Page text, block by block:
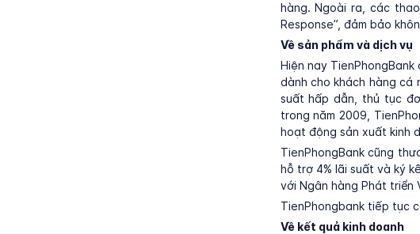
hàng. Ngoài ra, các
Response”, đảm bảo
Về sản phẩm và dịch vụ
Hiện nay
dành cho khách hàng cá
suất hấp dẫn, thủ tục
trong năm 2009,
hoạt động sản xuất kinh
TienPhongBank cũng
hỗ trợ 4% lãi suất và ký
với Ngân hàng Phát triển
TienPhongbank tiếp tục
Về kết quả kinh doanh